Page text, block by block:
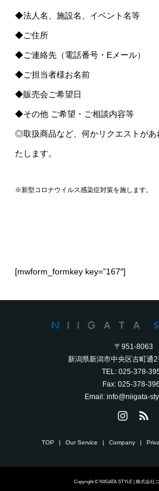
◆法人名、施設名、イベント名等
◆ご住所
◆ご連絡先（電話番号・Eメール）
◆ご担当者様お名前
◆販売会ご希望日
◆その他 ご希望・ご相談内容等
◎取扱商品など、何かリクエストがあ
たします。
※新型コロナウイルス感染症対策を施します。
[mwform_formkey key=”167″]
〒951-8063
新潟県新潟市中央区古町通
TEL: 025-378-
Fax: 025-378-
Email: info@niigata-
TOP Our Service Company
Copyright © NIIGATA STYLE | 株式会社